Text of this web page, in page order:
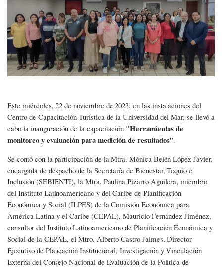
CAPACITACIÓN
Este miércoles, 22 de noviembre de 2023, en las instalaciones del
Centro de Capacitación Turística de la Universidad del Mar, se llevó a
cabo la inauguración de la capacitación "Herramientas de
monitoreo y evaluación para medición de resultados".
Se contó con la participación de la Mtra. Mónica Belén López Javier,
encargada de despacho de la Secretaría de Bienestar, Tequio e
Inclusión (SEBIENTI), la Mtra. Paulina Pizarro Aguilera, miembro
del Instituto Latinoamericano y del Caribe de Planificación
Económica y Social (ILPES) de la Comisión Económica para
América Latina y el Caribe (CEPAL), Mauricio Fernández Jiménez,
consultor del Instituto Latinoamericano de Planificación Económica y
Social de la CEPAL, el Mtro. Alberto Castro Jaimes, Director
Ejecutivo de Planeación Institucional, Investigación y Vinculación
Externa del Consejo Nacional de Evaluación de la Política de